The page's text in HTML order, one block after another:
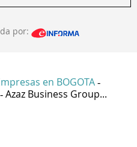
por:
en BOGOTA -
- Azaz Business Group...